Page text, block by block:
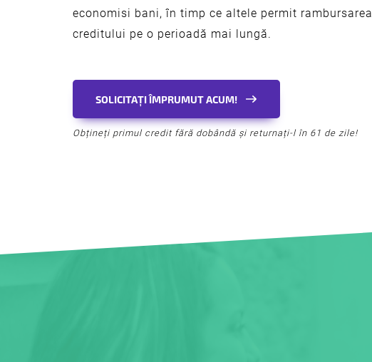
economisi bani, în timp ce altele permit rambursarea
creditului pe o perioadă mai lungă.
SOLICITAȚI ÎMPRUMUT ACUM!
Obțineți primul credit fără dobândă și returnați-l în 61 de zile!